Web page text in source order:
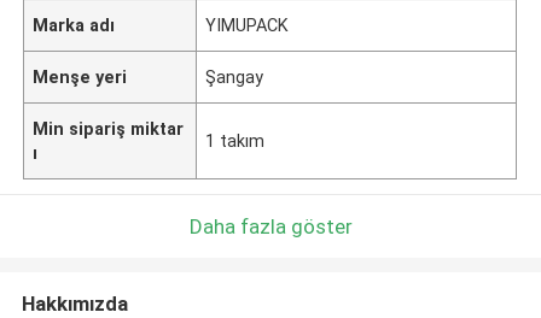
Marka adı YIMUPACK
Menşe yeri Şangay
Min sipariş miktar
ı
1 takım
Daha fazla göster
Hakkımızda